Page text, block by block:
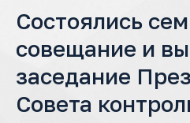
Состоялись
совещание и
заседание
Совета